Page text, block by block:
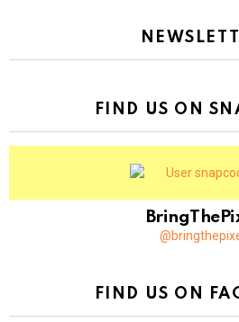
FIND US ON
FIND US ON